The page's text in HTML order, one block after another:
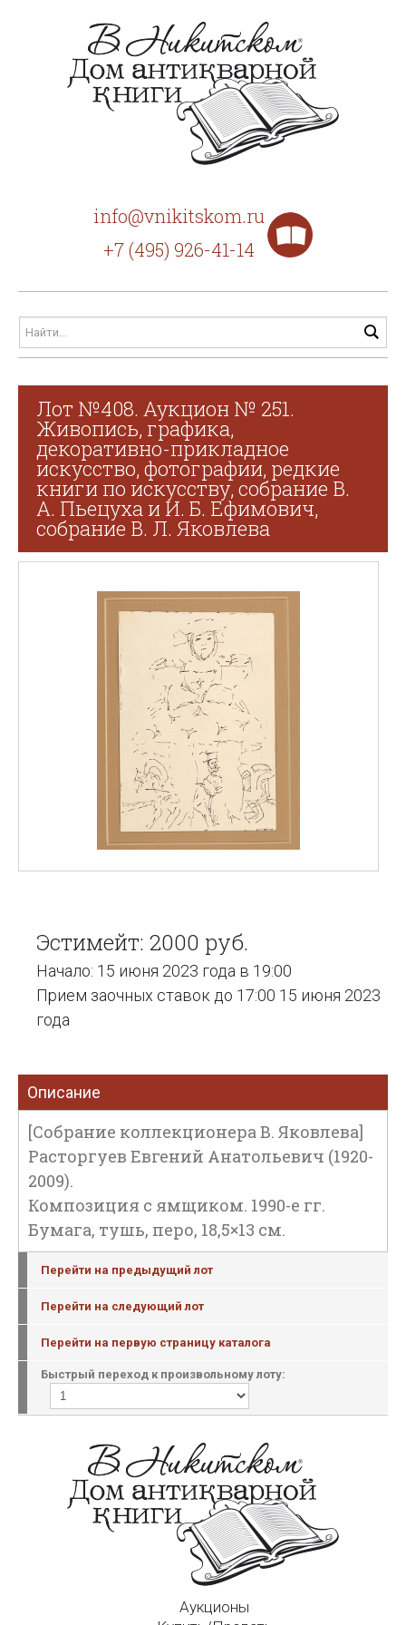
info@vnikitskom.ru
+7 (495) 926-41-14
Лот №408. Аукцион № 251.
Живопись, графика,
декоративно-прикладное
искусство, фотографии, редкие
книги по искусству, собрание В.
А. Пьецуха и И. Б. Ефимович,
собрание В. Л. Яковлева
Эстимейт: 2000 руб.
Начало: 15 июня 2023 года в 19:00
Прием заочных ставок до 17:00 15 июня 2023
года
Описание
[Собрание коллекционера В. Яковлева]
Расторгуев Евгений Анатольевич (1920-
2009).
Композиция с ямщиком. 1990-е гг.
Бумага, тушь, перо, 18,5×13 см.
Перейти на предыдущий лот
Перейти на следующий лот
Перейти на первую страницу каталога
Быстрый переход к произвольному лоту:
Аукционы